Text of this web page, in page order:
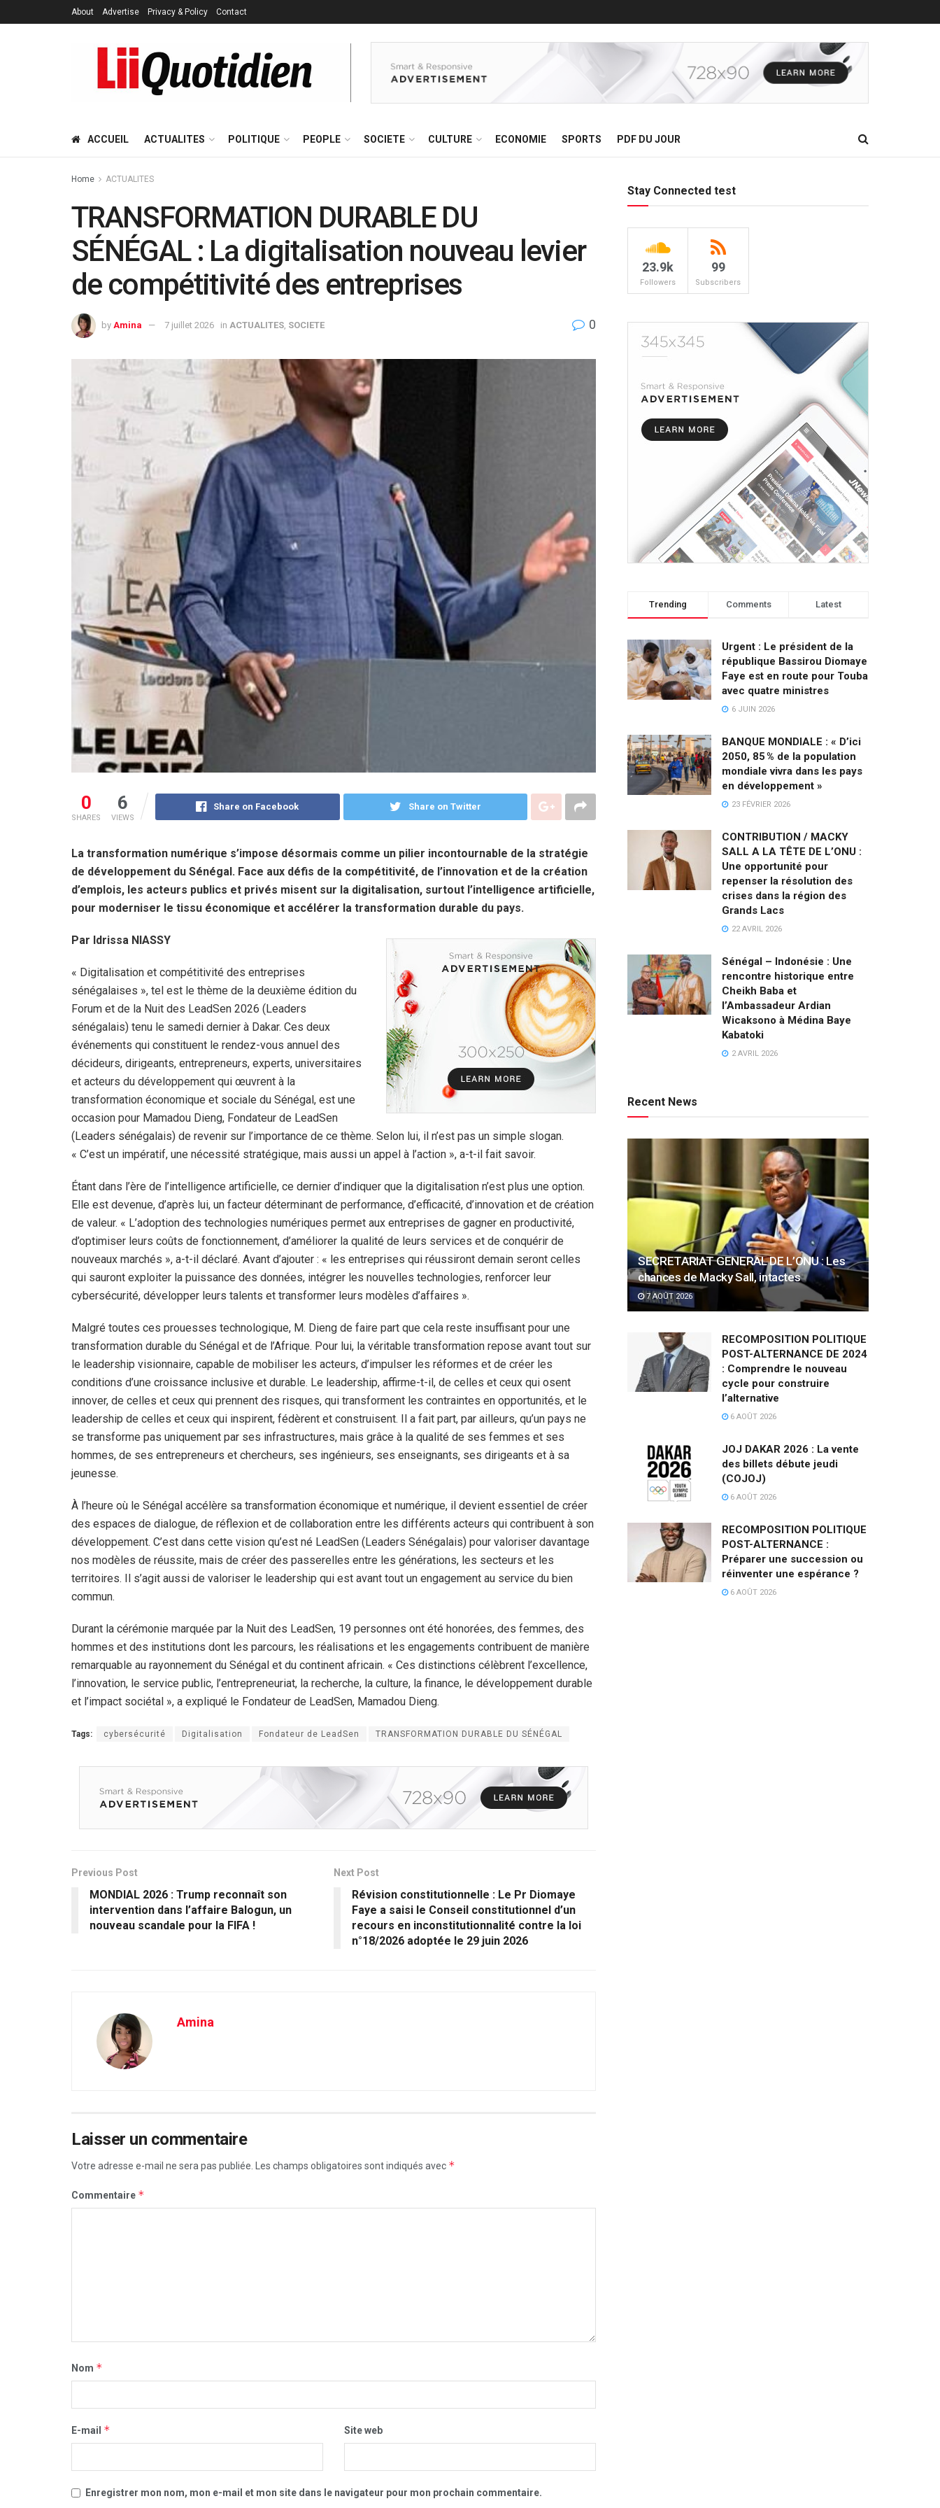
About Advertise Privacy & Policy Contact
ACCUEIL ACTUALITES POLITIQUE PEOPLE SOCIETE CULTURE ECONOMIE SPORTS PDF DU JOUR
Home ACTUALITES
TRANSFORMATION DURABLE DU
SÉNÉGAL : La digitalisation nouveau levier
de compétitivité des entreprises
by Amina 7 juillet 2026 in ACTUALITES SOCIETE 0
0
SHARES
6
VIEWS
Share on Facebook Share on Twitter
La transformation numérique s’impose désormais comme un pilier incontournable de la stratégie
de développement du Sénégal. Face aux défis de la compétitivité, de l’innovation et de la création
d’emplois, les acteurs publics et privés misent sur la digitalisation, surtout l’intelligence artificielle,
pour moderniser le tissu économique et accélérer la transformation durable du pays.
Par Idrissa NIASSY
« Digitalisation et compétitivité des entreprises
sénégalaises », tel est le thème de la deuxième édition du
Forum et de la Nuit des LeadSen 2026 (Leaders
sénégalais) tenu le samedi dernier à Dakar. Ces deux
événements qui constituent le rendez-vous annuel des
décideurs, dirigeants, entrepreneurs, experts, universitaires
et acteurs du développement qui œuvrent à la
transformation économique et sociale du Sénégal, est une
occasion pour Mamadou Dieng, Fondateur de LeadSen
(Leaders sénégalais) de revenir sur l’importance de ce thème. Selon lui, il n’est pas un simple slogan.
« C’est un impératif, une nécessité stratégique, mais aussi un appel à l’action », a-t-il fait savoir.
Étant dans l’ère de l’intelligence artificielle, ce dernier d’indiquer que la digitalisation n’est plus une option.
Elle est devenue, d’après lui, un facteur déterminant de performance, d’efficacité, d’innovation et de création
de valeur. « L’adoption des technologies numériques permet aux entreprises de gagner en productivité,
d’optimiser leurs coûts de fonctionnement, d’améliorer la qualité de leurs services et de conquérir de
nouveaux marchés », a-t-il déclaré. Avant d’ajouter : « les entreprises qui réussiront demain seront celles
qui sauront exploiter la puissance des données, intégrer les nouvelles technologies, renforcer leur
cybersécurité, développer leurs talents et transformer leurs modèles d’affaires ».
Malgré toutes ces prouesses technologique, M. Dieng de faire part que cela reste insuffisant pour une
transformation durable du Sénégal et de l’Afrique. Pour lui, la véritable transformation repose avant tout sur
le leadership visionnaire, capable de mobiliser les acteurs, d’impulser les réformes et de créer les
conditions d’une croissance inclusive et durable. Le leadership, affirme-t-il, de celles et ceux qui osent
innover, de celles et ceux qui prennent des risques, qui transforment les contraintes en opportunités, et le
leadership de celles et ceux qui inspirent, fédèrent et construisent. Il a fait part, par ailleurs, qu’un pays ne
se transforme pas uniquement par ses infrastructures, mais grâce à la qualité de ses femmes et ses
hommes, de ses entrepreneurs et chercheurs, ses ingénieurs, ses enseignants, ses dirigeants et à sa
jeunesse.
À l’heure où le Sénégal accélère sa transformation économique et numérique, il devient essentiel de créer
des espaces de dialogue, de réflexion et de collaboration entre les différents acteurs qui contribuent à son
développement. C’est dans cette vision qu’est né LeadSen (Leaders Sénégalais) pour valoriser davantage
nos modèles de réussite, mais de créer des passerelles entre les générations, les secteurs et les
territoires. Il s’agit aussi de valoriser le leadership qui est avant tout un engagement au service du bien
commun.
Durant la cérémonie marquée par la Nuit des LeadSen, 19 personnes ont été honorées, des femmes, des
hommes et des institutions dont les parcours, les réalisations et les engagements contribuent de manière
remarquable au rayonnement du Sénégal et du continent africain. « Ces distinctions célèbrent l’excellence,
l’innovation, le service public, l’entrepreneuriat, la recherche, la culture, la finance, le développement durable
et l’impact sociétal », a expliqué le Fondateur de LeadSen, Mamadou Dieng.
Tags: cybersécurité Digitalisation Fondateur de LeadSen TRANSFORMATION DURABLE DU SÉNÉGAL
Previous Post
MONDIAL 2026 : Trump reconnaît son
intervention dans l’affaire Balogun, un
nouveau scandale pour la FIFA !
Next Post
Révision constitutionnelle : Le Pr Diomaye
Faye a saisi le Conseil constitutionnel d’un
recours en inconstitutionnalité contre la loi
n°18/2026 adoptée le 29 juin 2026
Amina
Laisser un commentaire
Votre adresse e-mail ne sera pas publiée. Les champs obligatoires sont indiqués avec *
Commentaire *
Nom *
E-mail * Site web
Enregistrer mon nom, mon e-mail et mon site dans le navigateur pour mon prochain commentaire.
Stay Connected test
23.9k
Followers
99
Subscribers
Trending Comments Latest
Urgent : Le président de la
république Bassirou Diomaye
Faye est en route pour Touba
avec quatre ministres
6 JUIN 2026
BANQUE MONDIALE : « D’ici
2050, 85 % de la population
mondiale vivra dans les pays
en développement »
23 FÉVRIER 2026
CONTRIBUTION / MACKY
SALL A LA TÊTE DE L’ONU :
Une opportunité pour
repenser la résolution des
crises dans la région des
Grands Lacs
22 AVRIL 2026
Sénégal – Indonésie : Une
rencontre historique entre
Cheikh Baba et
l’Ambassadeur Ardian
Wicaksono à Médina Baye
Kabatoki
2 AVRIL 2026
Recent News
SECRETARIAT GENERAL DE L’ONU : Les
chances de Macky Sall, intactes
7 AOÛT 2026
RECOMPOSITION POLITIQUE
POST-ALTERNANCE DE 2024
: Comprendre le nouveau
cycle pour construire
l’alternative
6 AOÛT 2026
JOJ DAKAR 2026 : La vente
des billets débute jeudi
(COJOJ)
6 AOÛT 2026
RECOMPOSITION POLITIQUE
POST-ALTERNANCE :
Préparer une succession ou
réinventer une espérance ?
6 AOÛT 2026